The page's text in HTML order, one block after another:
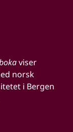
viser
norsk
i Bergen